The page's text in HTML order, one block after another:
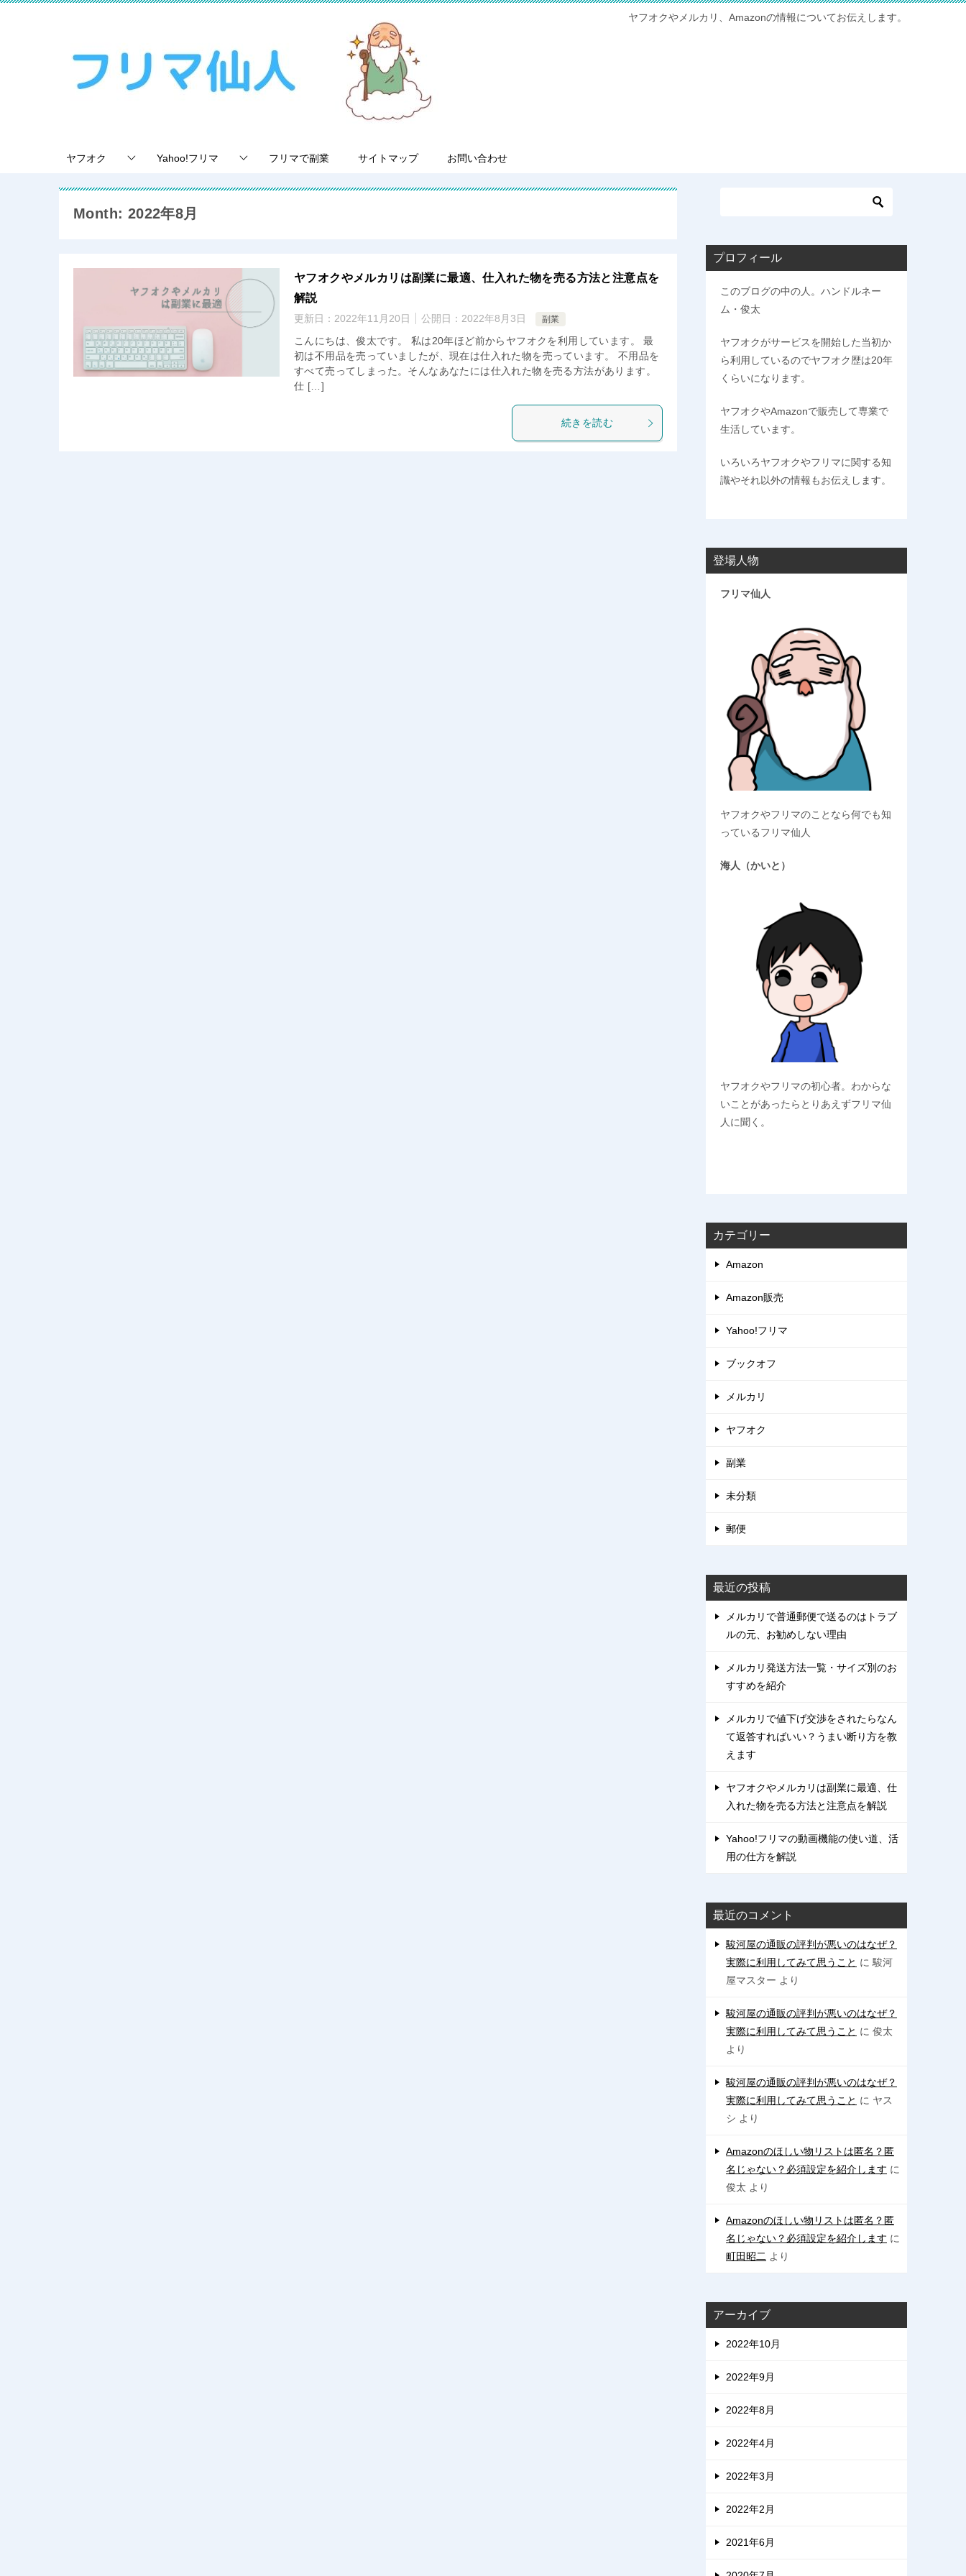
ヤフオクやメルカリ、Amazonの情報についてお伝えします。
ヤフオク Yahoo!フリマ フリマで副業 サイトマップ お問い合わせ
Month: 2022年8月
ヤフオクやメルカリは副業に最適、仕入れた物を売る方法と注意点を
解説
更新日： 2022年11月20日 公開日： 2022年8月3日 副業
こんにちは、俊太です。 私は20年ほど前からヤフオクを利用しています。 最
初は不用品を売っていましたが、現在は仕入れた物を売っています。 不用品を
すべて売ってしまった。そんなあなたには仕入れた物を売る方法があります。
仕 […]
続きを読む
プロフィール
このブログの中の人。ハンドルネー
ム・俊太
ヤフオクがサービスを開始した当初か
ら利用しているのでヤフオク歴は20年
くらいになります。
ヤフオクやAmazonで販売して専業で
生活しています。
いろいろヤフオクやフリマに関する知
識やそれ以外の情報もお伝えします。
登場人物
フリマ仙人
ヤフオクやフリマのことなら何でも知
っているフリマ仙人
海人（かいと）
ヤフオクやフリマの初心者。わからな
いことがあったらとりあえずフリマ仙
人に聞く。
カテゴリー
Amazon
Amazon販売
Yahoo!フリマ
ブックオフ
メルカリ
ヤフオク
副業
未分類
郵便
最近の投稿
メルカリで普通郵便で送るのはトラブ
ルの元、お勧めしない理由
メルカリ発送方法一覧・サイズ別のお
すすめを紹介
メルカリで値下げ交渉をされたらなん
て返答すればいい？うまい断り方を教
えます
ヤフオクやメルカリは副業に最適、仕
入れた物を売る方法と注意点を解説
Yahoo!フリマの動画機能の使い道、活
用の仕方を解説
最近のコメント
駿河屋の通販の評判が悪いのはなぜ？
実際に利用してみて思うこと に 駿河
屋マスター より
駿河屋の通販の評判が悪いのはなぜ？
実際に利用してみて思うこと に 俊太
より
駿河屋の通販の評判が悪いのはなぜ？
実際に利用してみて思うこと に ヤス
シ より
Amazonのほしい物リストは匿名？匿
名じゃない？必須設定を紹介します に
俊太 より
Amazonのほしい物リストは匿名？匿
名じゃない？必須設定を紹介します に
町田昭二 より
アーカイブ
2022年10月
2022年9月
2022年8月
2022年4月
2022年3月
2022年2月
2021年6月